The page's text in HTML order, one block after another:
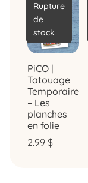
Rupture
de
stock
PiCO |
Tatouage
Temporaire
– Les
planches
en folie
2.99 $